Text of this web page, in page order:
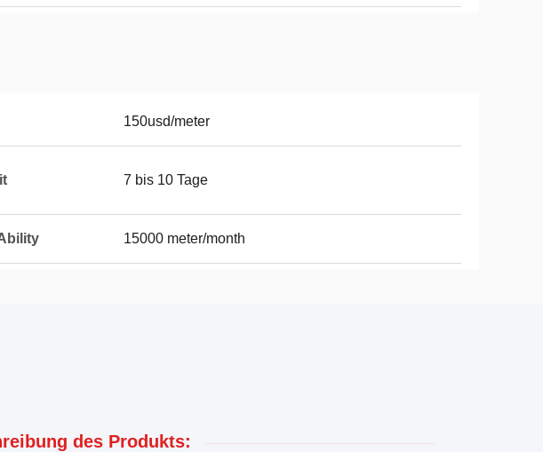
150usd/meter
7 bis 10 Tage
15000 meter/month
des Produkts: